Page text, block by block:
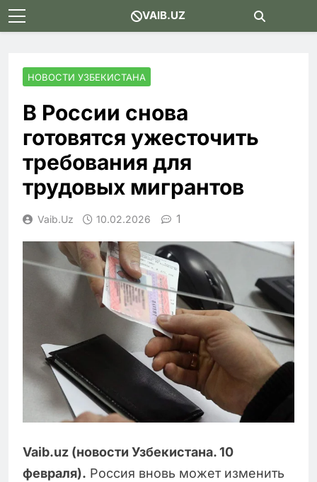
Skip
to
VAIB.UZ
НОВОСТИ УЗБЕКИСТАНА
В России снова
готовятся ужесточить
требования для
трудовых мигрантов
Vaib.uz 10.02.2026 1
Vaib.uz (новости Узбекистана. 10
февраля). Россия вновь может изменить